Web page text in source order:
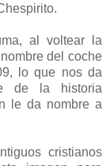
al voltear la
del coche
lo que nos da
de la historia
le da nombre a
cristianos